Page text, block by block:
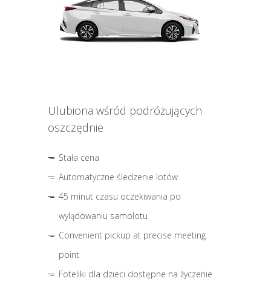
Ulubiona wśród podróżujących
oszczędnie
Stała cena
Automatyczne śledzenie lotów
45 minut czasu oczekiwania po
wylądowaniu samolotu
Convenient pickup at precise meeting
point
Foteliki dla dzieci dostępne na życzenie